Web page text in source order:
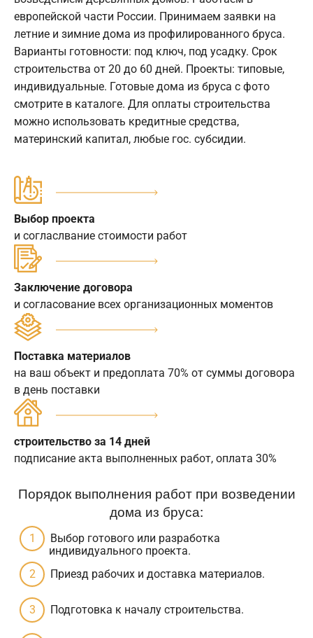
европейской части России. Принимаем заявки на
летние и зимние дома из профилированного бруса.
Варианты готовности: под ключ, под усадку. Срок
строительства от 20 до 60 дней. Проекты: типовые,
индивидуальные. Готовые дома из бруса с фото
смотрите в каталоге. Для оплаты строительства
можно использовать кредитные средства,
материнский капитал, любые гос. субсидии.
Выбор проекта
и согласлвание стоимости работ
Заключение договора
и согласование всех организационных моментов
Поставка материалов
на ваш объект и предоплата 70% от суммы договора
в день поставки
строительство за 14 дней
подписание акта выполненных работ, оплата 30%
Порядок выполнения работ при возведении
дома из бруса:
Выбор готового или разработка
индивидуального проекта.
Приезд рабочих и доставка материалов.
Подготовка к началу строительства.